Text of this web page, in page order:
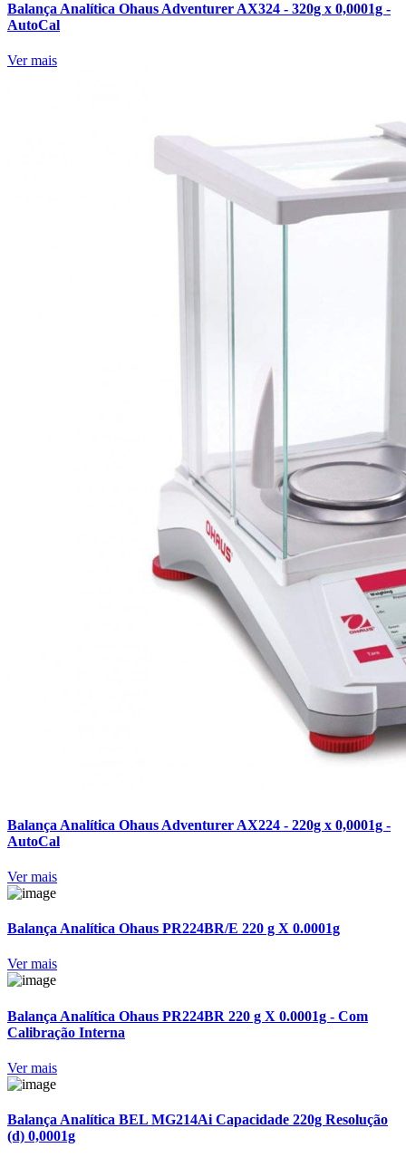
Balança Analítica Ohaus Adventurer AX324 - 320g x 0,0001g -
AutoCal
Ver mais
Balança Analítica Ohaus Adventurer AX224 - 220g x 0,0001g -
AutoCal
Ver mais
Balança Analítica Ohaus PR224BR/E 220 g X 0.0001g
Ver mais
Balança Analítica Ohaus PR224BR 220 g X 0.0001g - Com
Calibração Interna
Ver mais
Balança Analítica BEL MG214Ai Capacidade 220g Resolução
(d) 0,0001g